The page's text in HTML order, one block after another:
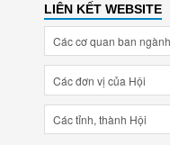
LIÊN KẾT WEBSITE